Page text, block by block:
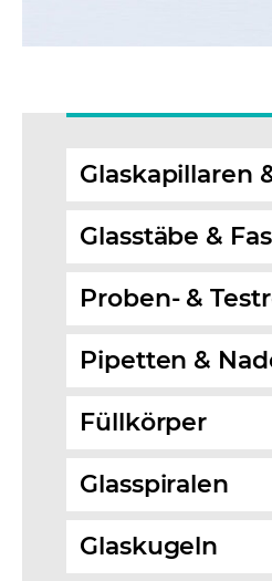
Glaskapillaren
Glasstäbe &
Proben- &
Pipetten &
Füllkörper
Glasspiralen
Glaskugeln